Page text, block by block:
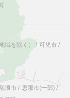
域を除く） / 可児市 /
浪市 / 恵那市(一部) /